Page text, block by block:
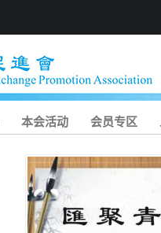
本会活动 会员专区